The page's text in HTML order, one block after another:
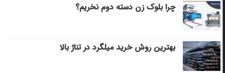
چرا بلوک زن دسته دوم نخریم؟
بهترین روش خرید میلگرد در تناژ بالا